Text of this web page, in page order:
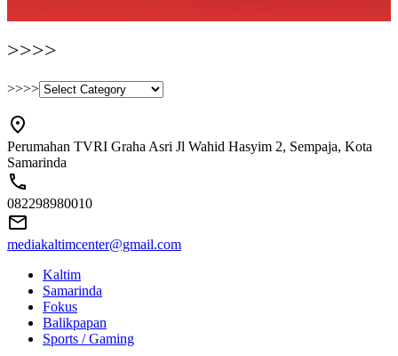
>>>>
>>>>
Perumahan TVRI Graha Asri Jl Wahid Hasyim 2, Sempaja, Kota
Samarinda
082298980010
mediakaltimcenter@gmail.com
Kaltim
Samarinda
Fokus
Balikpapan
Sports / Gaming